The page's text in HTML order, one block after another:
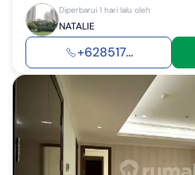
Diperbarui 1 hari lalu oleh
NATALIE
+628517...